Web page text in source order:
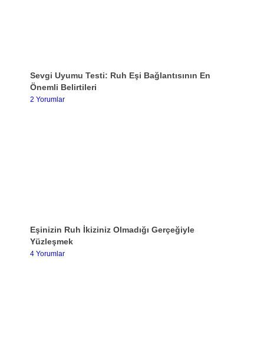
Sevgi Uyumu Testi: Ruh Eşi Bağlantısının En
Önemli Belirtileri
2 Yorumlar
Eşinizin Ruh İkiziniz Olmadığı Gerçeğiyle
Yüzleşmek
4 Yorumlar